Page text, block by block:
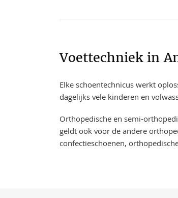
Voettechniek in
Elke schoentechnicus werkt
dagelijks vele kinderen en
​​​​Orthopedische en semi-
geldt ook voor de andere
confectieschoenen,